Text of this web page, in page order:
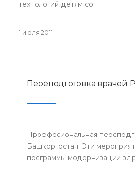
технологий детям со
Министерства здравоохранения
1 июля 2011
Переподготовка врачей
Проффесиональная
Башкортостан. Эти
программы модернизации